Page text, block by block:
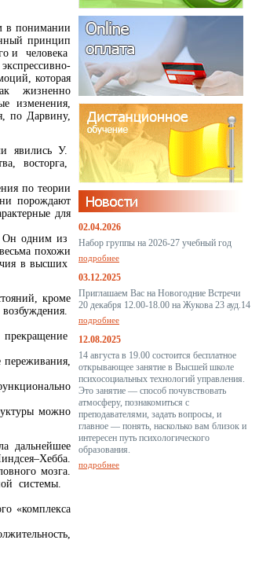
в понимании
принцип
и человека
которая
жизненно
изменения,
по Дарвину,
явились У.
восторга,
по теории
порождают
для
одним из
похожи
в высших
кроме
можно
дальнейшее
мозга.
системы.
«комплекса
02.04.2026
Набор группы на 2026-27 учебный год
подробнее
03.12.2025
Приглашаем Вас на Новогодние Встречи
20 декабря 12.00-18.00 на Жукова 23 ауд.14
подробнее
12.08.2025
14 августа в 19.00 состоится бесплатное
открывающее занятие в Высшей школе
психосоциальных технологий управления.
Это занятие — способ почувствовать
атмосферу, познакомиться с
преподавателями, задать вопросы, и
главное — понять, насколько вам близок и
интересен путь психологического
образования.
подробнее